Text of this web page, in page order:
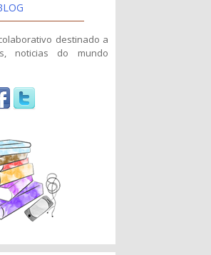
destinado a
noticias do mundo